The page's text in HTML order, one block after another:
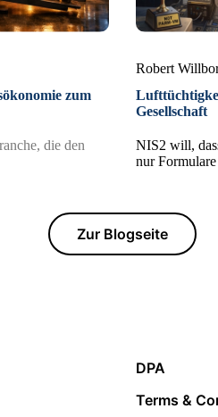
zum
die den
Robert
Gesellschaft
NIS2 will,
nur
Zur Blogseite
DPA
Terms &